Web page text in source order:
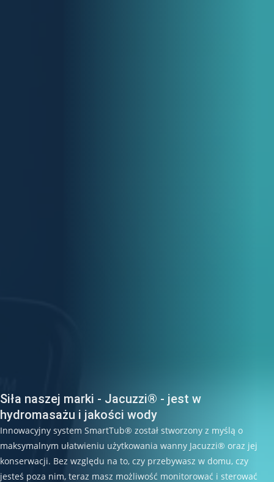
Siła naszej marki - Jacuzzi® - jest w
hydromasażu i jakości wody
Innowacyjny system SmartTub® został stworzony z myślą o
maksymalnym ułatwieniu użytkowania wanny Jacuzzi® oraz jej
konserwacji. Bez względu na to, czy przebywasz w domu, czy
jesteś poza nim, teraz masz możliwość monitorować i sterować